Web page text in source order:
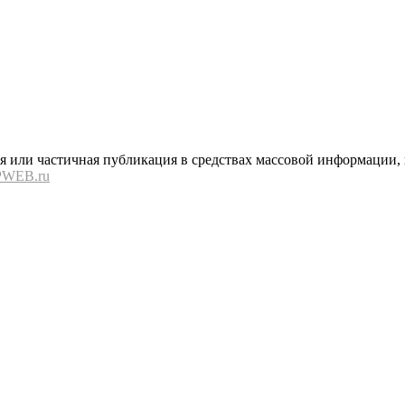
частичная публикация в средствах массовой информации,